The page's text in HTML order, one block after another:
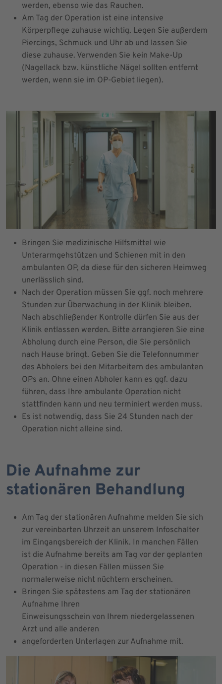
werden, ebenso wie das Rauchen.
Am Tag der Operation ist eine intensive
Körperpflege zuhause wichtig. Legen Sie außerdem
Piercings, Schmuck und Uhr ab und lassen Sie
diese zuhause. Verwenden Sie kein Make-Up
(Nagellack bzw. künstliche Nägel sollten entfernt
werden, wenn sie im OP-Gebiet liegen).
Bringen Sie medizinische Hilfsmittel wie
Unterarmgehstützen und Schienen mit in den
ambulanten OP, da diese für den sicheren Heimweg
unerlässlich sind.
Nach der Operation müssen Sie ggf. noch mehrere
Stunden zur Überwachung in der Klinik bleiben.
Nach abschließender Kontrolle dürfen Sie aus der
Klinik entlassen werden. Bitte arrangieren Sie eine
Abholung durch eine Person, die Sie persönlich
nach Hause bringt. Geben Sie die Telefonnummer
des Abholers bei den Mitarbeitern des ambulanten
OPs an. Ohne einen Abholer kann es ggf. dazu
führen, dass Ihre ambulante Operation nicht
stattfinden kann und neu terminiert werden muss.
Es ist notwendig, dass Sie 24 Stunden nach der
Operation nicht alleine sind.
Die Aufnahme zur
stationären Behandlung
Am Tag der stationären Aufnahme melden Sie sich
zur vereinbarten Uhrzeit an unserem Infoschalter
im Eingangsbereich der Klinik. In manchen Fällen
ist die Aufnahme bereits am Tag vor der geplanten
Operation - in diesen Fällen müssen Sie
normalerweise nicht nüchtern erscheinen.
Bringen Sie spätestens am Tag der stationären
Aufnahme Ihren
Einweisungsschein von Ihrem niedergelassenen
Arzt und alle anderen
angeforderten Unterlagen zur Aufnahme mit.